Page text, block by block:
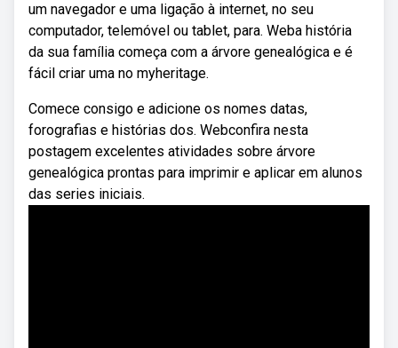
um navegador e uma ligação à internet, no seu
computador, telemóvel ou tablet, para. Weba história
da sua família começa com a árvore genealógica e é
fácil criar uma no myheritage.
Comece consigo e adicione os nomes datas,
forografias e histórias dos. Webconfira nesta
postagem excelentes atividades sobre árvore
genealógica prontas para imprimir e aplicar em alunos
das series iniciais.